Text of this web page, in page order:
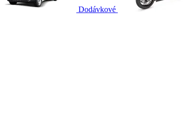
Dodávkové